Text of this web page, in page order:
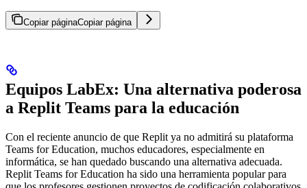
Copiar páginaCopiar página
Equipos LabEx: Una alternativa poderosa
a Replit Teams para la educación
Con el reciente anuncio de que Replit ya no admitirá su plataforma
Teams for Education, muchos educadores, especialmente en
informática, se han quedado buscando una alternativa adecuada.
Replit Teams for Education ha sido una herramienta popular para